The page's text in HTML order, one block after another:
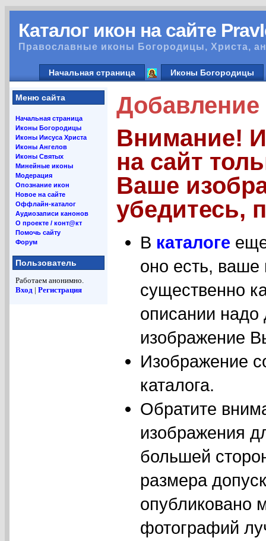
Каталог икон на сайте
Православные иконы Богородицы, Христа,
Начальная страница Иконы Богородицы
Меню сайта
Начальная страница
Иконы Богородицы
Иконы Иисуса Христа
Иконы Ангелов
Иконы Святых
Минейные иконы
Модерация
Опознание икон
Новое на сайте
Оффлайн-каталог
Аудиозаписи канонов
О проекте / конт@кт
Помочь сайту
Форум
Пользователь
Работаем анонимно.
Вход | Регистрация
Добавление
Внимание!
на сайт
Ваше
убедитесь,
В каталоге
оно есть,
существенно
описании
изображение
Изображение
каталога.
Обратите
изображения
большей
размера
опубликовано
фотографий